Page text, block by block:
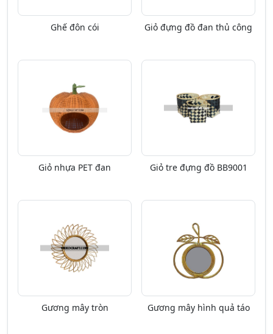
Ghế đôn cói Giỏ đựng đồ đan thủ công
Giỏ nhựa PET đan Giỏ tre đựng đồ BB9001
Gương mây tròn Gương mây hình quả táo